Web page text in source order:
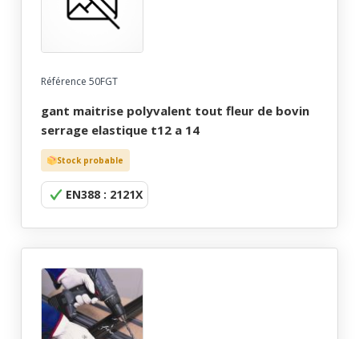
Référence 50FGT
gant maitrise polyvalent tout fleur de bovin
serrage elastique t12 a 14
Stock probable
EN388 : 2121X